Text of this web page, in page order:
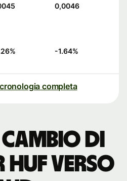
0,0046
% -1.64%
completa
di
verso